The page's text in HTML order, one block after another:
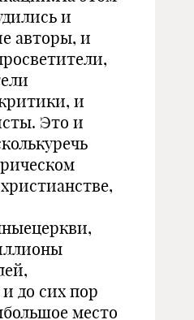
и
авторы, и
и
Это и
до сих пор
место